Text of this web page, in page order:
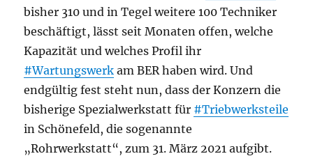
bisher 310 und in Tegel weitere 100 Techniker
beschäftigt, lässt seit Monaten offen, welche
Kapazität und welches Profil ihr
#Wartungswerk am BER haben wird. Und
endgültig fest steht nun, dass der Konzern die
bisherige Spezialwerkstatt für #Triebwerksteile
in Schönefeld, die sogenannte
„Rohrwerkstatt“, zum 31. März 2021 aufgibt.